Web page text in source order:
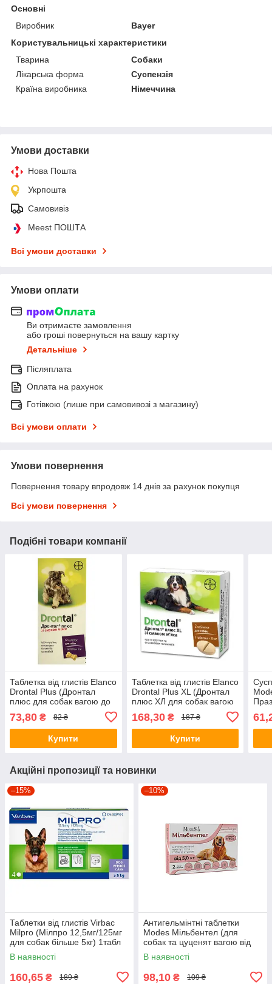
Основні
Виробник
Bayer
Користувальницькі характеристики
Тварина
Собаки
Лікарська форма
Суспензія
Країна виробника
Німеччина
Умови доставки
Нова Пошта
Укрпошта
Самовивіз
Meest ПОШТА
Всі умови доставки
Умови оплати
Ви отримаєте замовлення
або гроші повернуться на вашу картку
Детальніше
Післяплата
Оплата на рахунок
Готівкою (лише при самовивозі з магазину)
Всі умови оплати
Умови повернення
Повернення товару впродовж 14 днів за рахунок покупця
Всі умови повернення
Подібні товари компанії
Таблетка від глистів Elanco
Drontal Plus (Дронтал
плюс для собак вагою до
73,80 ₴ 82 ₴
Купити
Таблетка від глистів Elanco
Drontal Plus XL (Дронтал
плюс ХЛ для собак вагою
168,30₴ 187 ₴
Купити
Акційні пропозиції та новинки
–15%
Таблетки від глистів Virbac
Milpro (Мілпро 12,5мг/125мг
для собак більше 5кг) 1табл
В наявності
160,65 ₴ 189 ₴
–10%
Антигельмінтні таблетки
Modes Мільбентел (для
собак та цуценят вагою від
2кг.) 1табл
В наявності
98,10 ₴ 109 ₴